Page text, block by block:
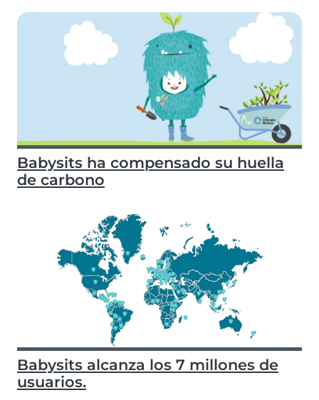
Babysits ha compensado su huella
de carbono
Babysits alcanza los 7 millones de
usuarios.